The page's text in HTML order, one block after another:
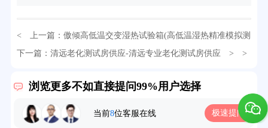
< 上一篇： 傲倾高低温交变湿热试验箱(高低温湿热精准模拟测
试)
下一篇： 清远老化测试房供应-清远专业老化测试房供应 > >
浏览更多不如直接提问99%用户选择
当前8位客服在线 极速提问
32分钟前用户提问：氙灯老化试验箱价格多少？
7分钟前用户提问： 老化房安全要求标准有哪些？